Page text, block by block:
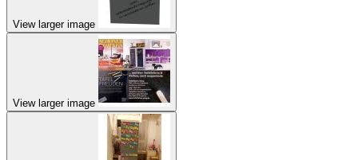
View larger image
View larger image